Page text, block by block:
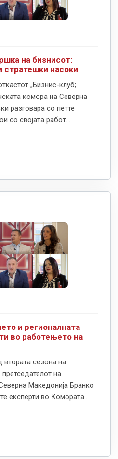
на бизнисот:
стратешки насоки
„Бизнис-клуб;
комора на Северна
разговара со петте
со својата работ...
и регионалната
во работењето на
втората сезона на
на
Македонија Бранко
експерти во Комората...